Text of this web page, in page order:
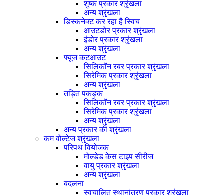
शुष्क प्रकार श्रृंखला
अन्य श्रृंखला
डिस्कनेक्ट कर रहा है स्विच
आउटडोर प्रकार श्रृंखला
इंडोर प्रकार श्रृंखला
अन्य श्रृंखला
फ्यूज कटआउट
सिलिकॉन रबर प्रकार श्रृंखला
सिरेमिक प्रकार श्रृंखला
अन्य श्रृंखला
तड़ित पकड़क
सिलिकॉन रबर प्रकार श्रृंखला
सिरेमिक प्रकार श्रृंखला
अन्य श्रृंखला
अन्य प्रकार की श्रृंखला
कम वोल्टेज श्रृंखला
परिपथ वियोजक
मोल्डेड केस टाइप सीरीज
वायु प्रकार श्रृंखला
अन्य श्रृंखला
बदलना
स्वचालित स्थानांतरण प्रकार श्रृंखला